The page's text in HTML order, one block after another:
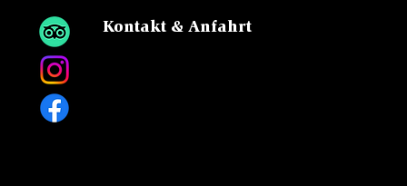
Kontakt & Anfahrt